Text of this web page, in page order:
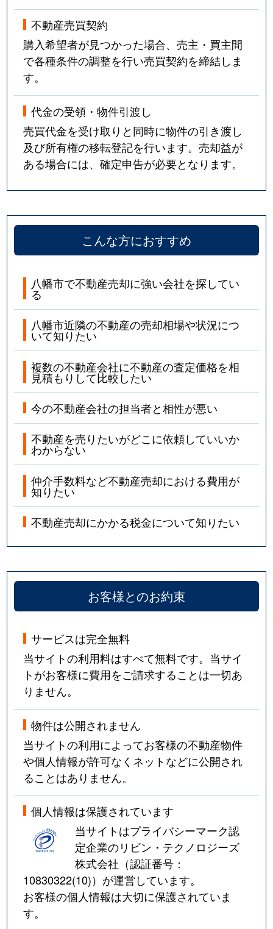
不動産売買契約
購入希望者が見つかった場合、売主・買主間
で各種条件の調整を行い売買契約を締結しま
す。
代金の受領・物件引渡し
売買代金を受け取りと同時に物件の引き渡し
及び所有権の移転登記を行います。売却益が
ある場合には、確定申告が必要となります。
こんな方におすすめ
八幡市で不動産売却に強い会社を探してい
る
八幡市近隣の不動産の売却相場や状況につ
いて知りたい
複数の不動産会社に不動産の査定価格を相
見積もりして比較したい
今の不動産会社の担当者と相性が悪い
不動産を売りたいがどこに依頼していいか
わからない
仲介手数料など不動産売却における費用が
知りたい
不動産売却にかかる税金について知りたい
お客様とのお約束
サービスは完全無料
当サイトの利用料はすべて無料です。当サイ
トがお客様に費用をご請求することは一切あ
りません。
物件は公開されません
当サイトの利用によってお客様の不動産物件
や個人情報が許可なくネットなどに公開され
ることはありません。
個人情報は保護されています
当サイトはプライバシーマーク認
定企業のリビン・テクノロジーズ
株式会社（認証番号：
10830322(10)）が運営しています。
お客様の個人情報は大切に保護されていま
す。